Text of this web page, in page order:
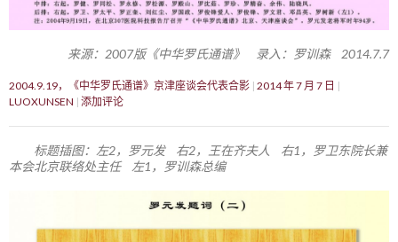
来源：2007版《中华罗氏通谱》 录入：罗训森 2014.7.7
2004.9.19，《中华罗氏通谱》京津座谈会代表合影 2014 年 7 月 7 日
LUOXUNSEN 添加评论
标题插图：左2，罗元发 右2，王在齐夫人 右1，罗卫东院长兼
本会北京联络处主任 左1，罗训森总编